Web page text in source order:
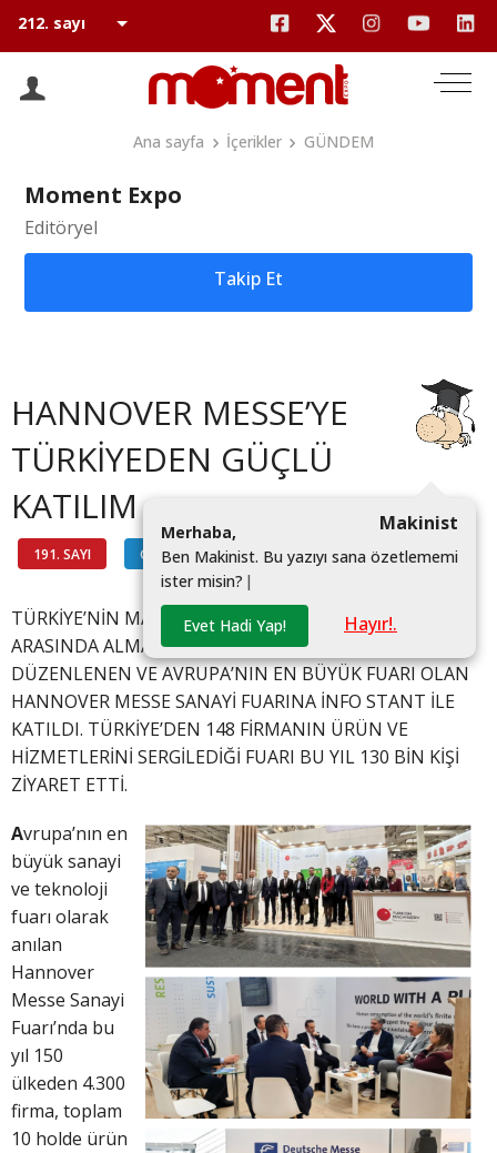
Ana sayfa İçerikler GÜNDEM
Moment Expo
Editöryel
Takip Et
HANNOVER MESSE’YE
TÜRKİYEDEN GÜÇLÜ
KATILIM
191. SAYI GÜNDEM #
Makinist
Merhaba,
Ben Makinist. Bu yazıyı sana özetlememi
ister misin? |
Evet Hadi Yap! Hayır!.
TÜRKİYE’NİN MAKİNECİLERİ, 22-26 NİSAN TARİHLERİ
ARASINDA ALMANYA’NIN HANNOVER ŞEHRİNDE
DÜZENLENEN VE AVRUPA’NIN EN BÜYÜK FUARI OLAN
HANNOVER MESSE SANAYİ FUARINA İNFO STANT İLE
KATILDI. TÜRKİYE’DEN 148 FİRMANIN ÜRÜN VE
HİZMETLERİNİ SERGİLEDİĞİ FUARI BU YIL 130 BİN KİŞİ
ZİYARET ETTİ.
Avrupa’nın en
büyük sanayi
ve teknoloji
fuarı olarak
anılan
Hannover
Messe Sanayi
Fuarı’nda bu
yıl 150
ülkeden 4.300
firma, toplam
10 holde ürün